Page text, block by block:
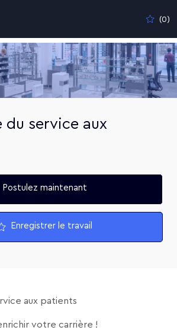
(0)
du service aux
Postulez maintenant
Enregistrer le travail
aux patients
enrichir votre carrière !